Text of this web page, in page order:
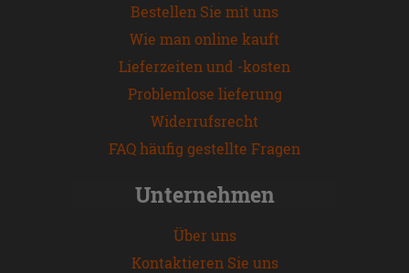
Bestellen Sie mit uns
Wie man online kauft
Lieferzeiten und -kosten
Problemlose lieferung
Widerrufsrecht
FAQ häufig gestellte Fragen
Unternehmen
Über uns
Kontaktieren Sie uns